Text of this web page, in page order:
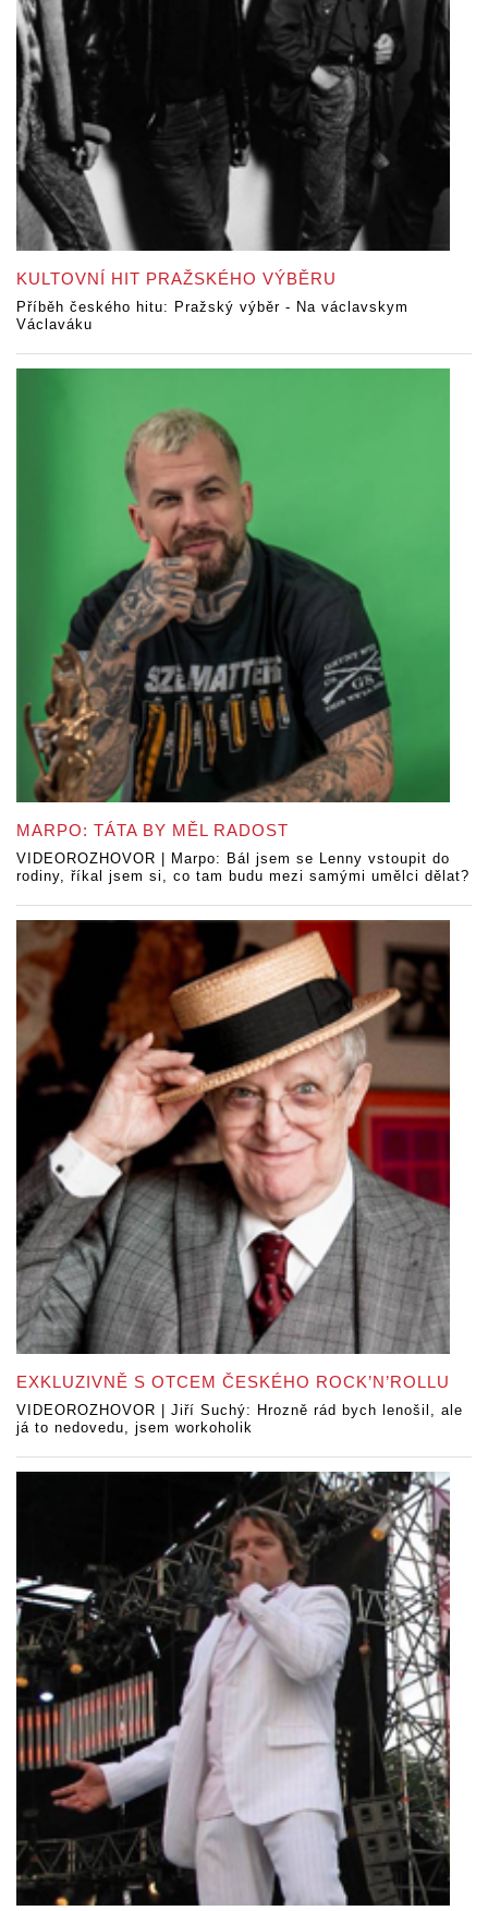
KULTOVNÍ HIT PRAŽSKÉHO VÝBĚRU
Příběh českého hitu: Pražský výběr - Na václavskym
Václaváku
MARPO: TÁTA BY MĚL RADOST
VIDEOROZHOVOR | Marpo: Bál jsem se Lenny vstoupit do
rodiny, říkal jsem si, co tam budu mezi samými umělci dělat?
EXKLUZIVNĚ S OTCEM ČESKÉHO ROCK’N’ROLLU
VIDEOROZHOVOR | Jiří Suchý: Hrozně rád bych lenošil, ale
já to nedovedu, jsem workoholik